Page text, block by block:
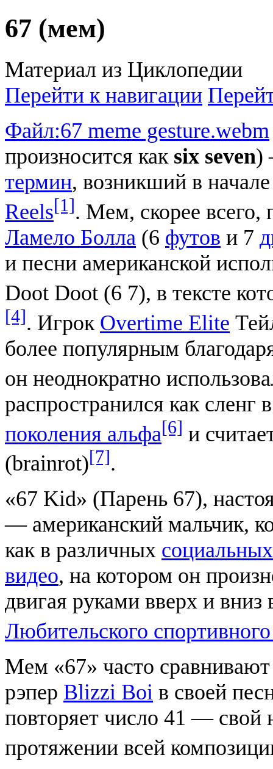
67 (мем)
Материал из Циклопедии
Перейти к навигации
Файл:67 meme gesture.webm
произносится как six seven)
термин, возникший в
Reels[1]. Мем, скорее всего,
Ламело Болла (6 футов и 7
и песни американской
Doot Doot (6 7), в тексте
[4]. Игрок Overtime Elite
более популярным
он неоднократно
распространился как сленг
поколения альфа[6] и
(brainrot)[7].
«67 Kid» (Парень 67),
— американский мальчик,
как в различных
видео, на котором он
двигая руками вверх и вниз
Любительского
Мем «67» часто
рэпер Blizzi Boi в своей
повторяет число 41 —
протяжении всей